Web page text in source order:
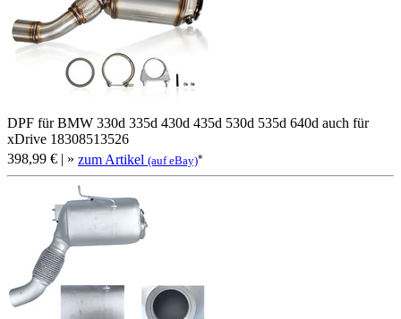
DPF für BMW 330d 335d 430d 435d 530d 535d 640d auch für
xDrive 18308513526
398,99 € | » zum Artikel (auf eBay)*